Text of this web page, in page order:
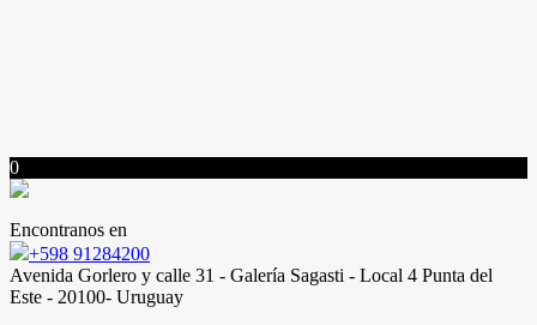
0
Encontranos en
+598 91284200
Avenida Gorlero y calle 31 - Galería Sagasti - Local 4 Punta del
Este - 20100- Uruguay